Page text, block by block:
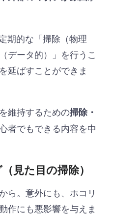
期的な「掃除（物理
データ的）」を行うこ
延ばすことができま
維持するための掃除・
者でもできる内容を中
見た目の掃除）
ら。意外にも、ホコリ
作にも悪影響を与えま